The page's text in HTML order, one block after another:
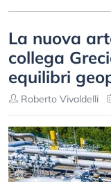
La nuova
collega
equilibri
Roberto Vivaldelli